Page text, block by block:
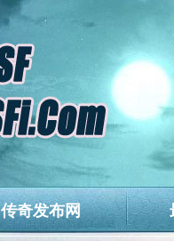
传奇发布网